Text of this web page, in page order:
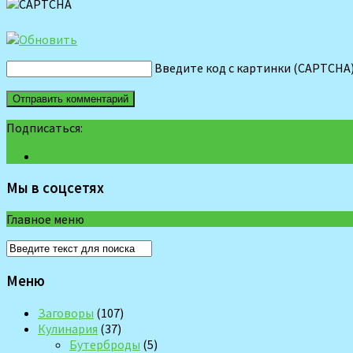
Введите код с картинки
Подписаться:
Мы в соцсетях
Главное меню
Меню
Заговоры (107)
Кулинария (37)
Бутерброды (5)